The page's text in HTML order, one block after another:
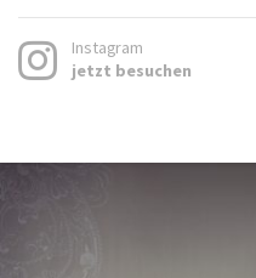
Instagram
jetzt besuchen